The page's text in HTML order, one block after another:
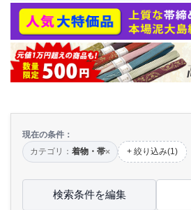
現在の条件：
カテゴリ： 着物・帯× + 絞り込み(1)
検索条件を編集